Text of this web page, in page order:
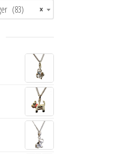
×
(83)